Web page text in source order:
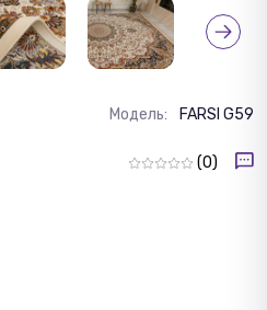
Модель: FARSI G59
(0)